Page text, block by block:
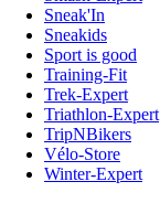
Sneak'In
Sneakids
Sport is good
Training-Fit
Trek-Expert
Triathlon-Expert
TripNBikers
Vélo-Store
Winter-Expert